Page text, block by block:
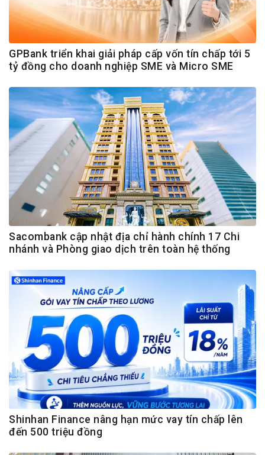
GPBank triển khai giải pháp cấp vốn tín chấp tới 5
tỷ đồng cho doanh nghiệp SME và Micro SME
Sacombank cập nhật địa chỉ hành chính 17 Chi
nhánh và Phòng giao dịch trên toàn hệ thống
Shinhan Finance nâng hạn mức vay tín chấp lên
đến 500 triệu đồng